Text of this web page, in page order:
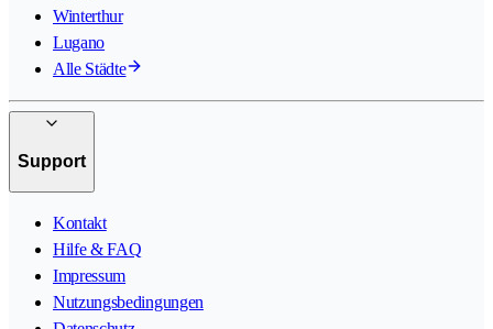
Winterthur
Lugano
Alle Städte
Support
Kontakt
Hilfe & FAQ
Impressum
Nutzungsbedingungen